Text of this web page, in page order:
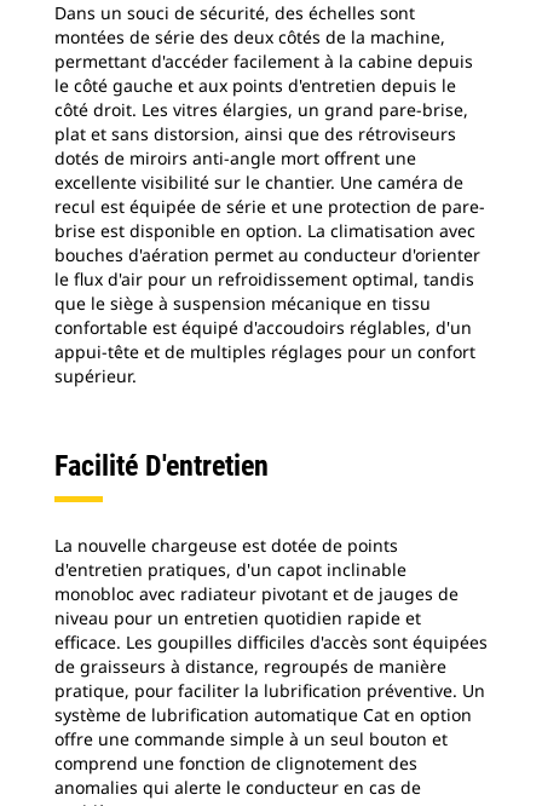
Dans un souci de sécurité, des échelles sont
montées de série des deux côtés de la machine,
permettant d'accéder facilement à la cabine depuis
le côté gauche et aux points d'entretien depuis le
côté droit. Les vitres élargies, un grand pare-brise,
plat et sans distorsion, ainsi que des rétroviseurs
dotés de miroirs anti-angle mort offrent une
excellente visibilité sur le chantier. Une caméra de
recul est équipée de série et une protection de pare-
brise est disponible en option. La climatisation avec
bouches d'aération permet au conducteur d'orienter
le flux d'air pour un refroidissement optimal, tandis
que le siège à suspension mécanique en tissu
confortable est équipé d'accoudoirs réglables, d'un
appui-tête et de multiples réglages pour un confort
supérieur.
Facilité D'entretien
La nouvelle chargeuse est dotée de points
d'entretien pratiques, d'un capot inclinable
monobloc avec radiateur pivotant et de jauges de
niveau pour un entretien quotidien rapide et
efficace. Les goupilles difficiles d'accès sont équipées
de graisseurs à distance, regroupés de manière
pratique, pour faciliter la lubrification préventive. Un
système de lubrification automatique Cat en option
offre une commande simple à un seul bouton et
comprend une fonction de clignotement des
anomalies qui alerte le conducteur en cas de